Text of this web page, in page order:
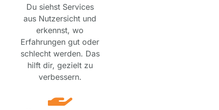
Du siehst Services
aus Nutzersicht und
erkennst, wo
Erfahrungen gut oder
schlecht werden. Das
hilft dir, gezielt zu
verbessern.